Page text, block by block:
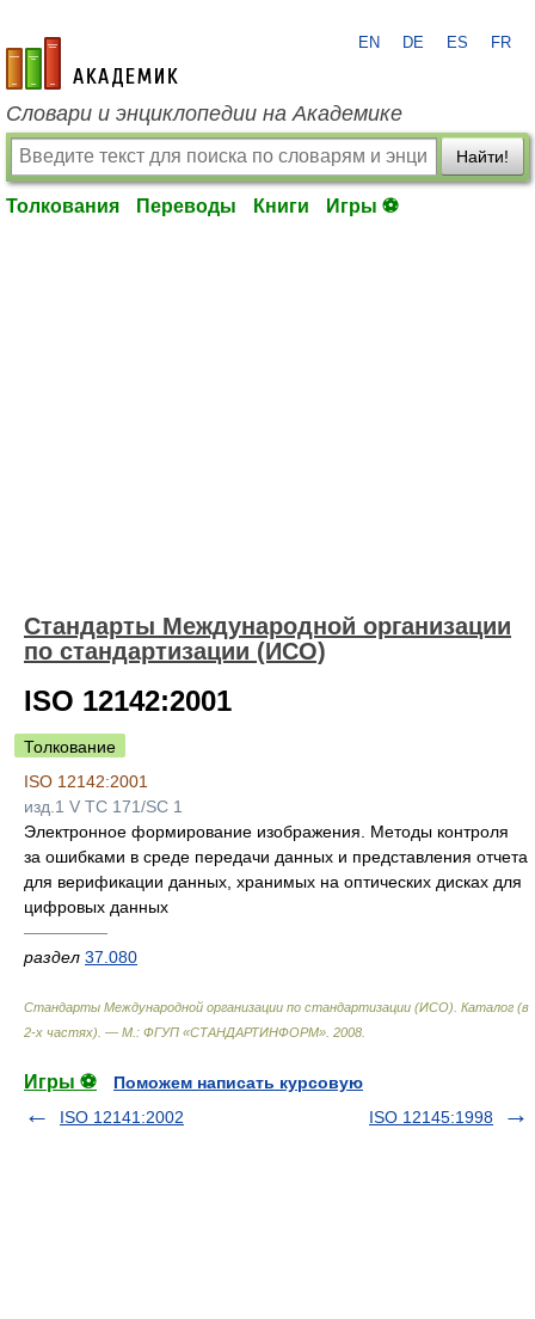
academic.ru
EN DE ES FR
Словари и энциклопедии на Академике
Найти!
Толкования Переводы Книги Игры ⚽
Стандарты Международной организации
по стандартизации (ИСО)
ISO 12142:2001
Толкование
ISO 12142:2001
изд.1 V TC 171/SC 1
Электронное формирование изображения. Методы контроля
за ошибками в среде передачи данных и представления отчета
для верификации данных, хранимых на оптических дисках для
цифровых данных
—————
раздел 37.080
Стандарты Международной организации по стандартизации (ИСО). Каталог (в
2-х частях). — М.: ФГУП «СТАНДАРТИНФОРМ» 2008
Игры ⚽
Поможем написать курсовую
ISO 12141:2002
ISO 12145:1998